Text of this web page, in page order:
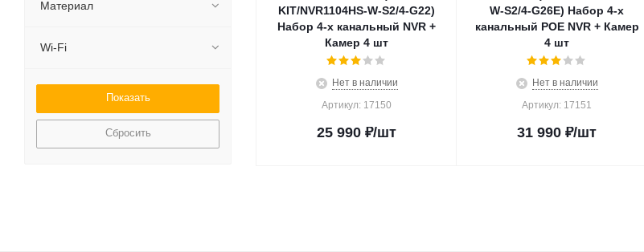
KIT/NVR1104HS-W-S2/4-G22)
Набор 4-х канальный NVR +
Камер 4 шт
Нет в наличии
Артикул: 17150
25 990 ₽/шт
W-S2/4-G26E) Набор 4-х
канальный POE NVR + Камер
4 шт
Нет в наличии
Артикул: 17151
31 990 ₽/шт
Материал
Wi-Fi
Сбросить